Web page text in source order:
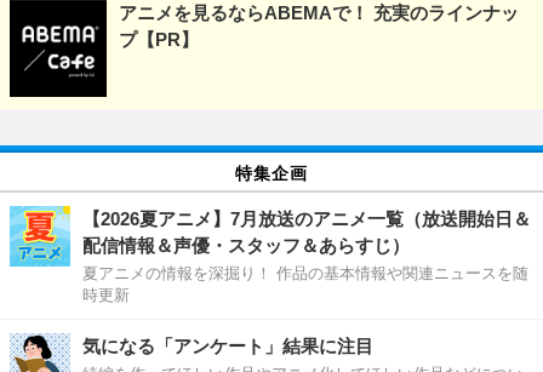
アニメを見るならABEMAで！ 充実のラインナッ
プ【PR】
特集企画
【2026夏アニメ】7月放送のアニメ一覧（放送開始日＆
配信情報＆声優・スタッフ＆あらすじ）
夏アニメの情報を深掘り！ 作品の基本情報や関連ニュースを随
時更新
気になる「アンケート」結果に注目